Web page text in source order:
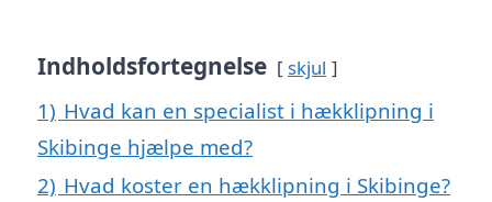
Indholdsfortegnelse skjul
1) Hvad kan en specialist i hækklipning i
Skibinge hjælpe med?
2) Hvad koster en hækklipning i Skibinge?